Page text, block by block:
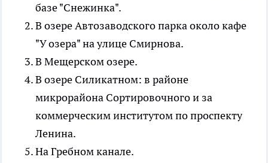
базе "Снежинка".
В озере Автозаводского парка около кафе
"У озера" на улице Смирнова.
В Мещерском озере.
В озере Силикатном: в районе
микрорайона Сортировочного и за
коммерческим институтом по проспекту
Ленина.
На Гребном канале.